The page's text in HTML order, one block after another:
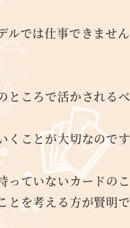
ルでは仕事できませ
ころで活かされるべ
くことが大切なので
っていないカードの
とを考える方が賢明で